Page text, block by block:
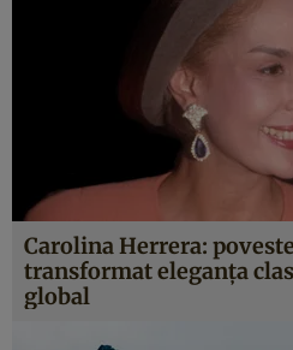
Carolina Herrera:
transformat eleganța
global